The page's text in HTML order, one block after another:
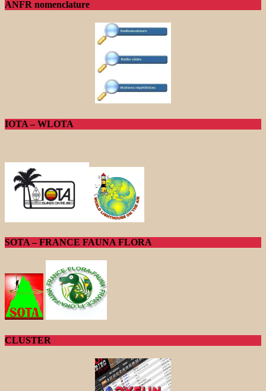
ANFR nomenclature
IOTA – WLOTA
SOTA – FRANCE FAUNA FLORA
CLUSTER